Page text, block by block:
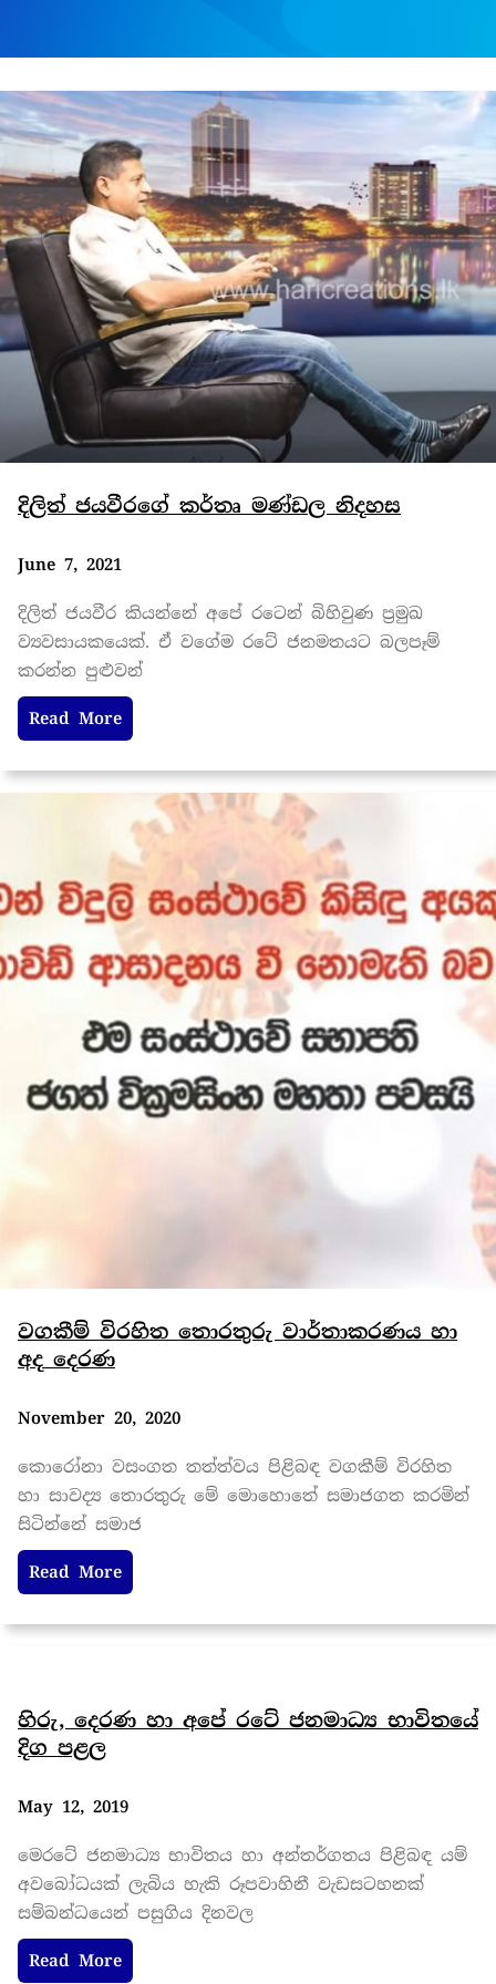
දිලිත් ජයවීරගේ කර්තෘ මණ්ඩල නිදහස
June 7, 2021
දිලිත් ජයවීර කියන්නේ අපේ රටෙන් බිහිවුණ ප්‍රමුඛ
ව්‍යවසායකයෙක්. ඒ වගේම රටේ ජනමතයට බලපෑම්
කරන්න පුළුවන්
Read More
වගකීම් විරහිත තොරතුරු වාර්තාකරණය හා
අද දෙරණ
November 20, 2020
කොරෝනා වසංගත තත්ත්වය පිළිබඳ වගකීම් විරහිත
හා සාවද්‍ය තොරතුරු මේ මොහොතේ සමාජගත කරමින්
සිටින්නේ සමාජ
Read More
හිරු, දෙරණ හා අපේ රටේ ජනමාධ්‍ය භාවිතයේ
දිග පළල
May 12, 2019
මෙරටේ ජනමාධ්‍ය භාවිතය හා අන්තර්ගතය පිළිබඳ යම්
අවබෝධයක් ලැබිය හැකි රූපවාහිනී වැඩසටහනක්
සම්බන්ධයෙන් පසුගිය දිනවල
Read More